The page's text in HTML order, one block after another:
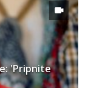
'Pripnite